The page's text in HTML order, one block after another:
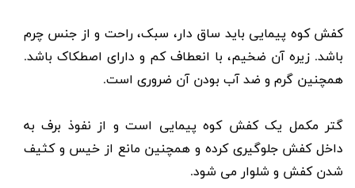
کفش کوه پیمایی باید ساق دار، سبک، راحت و از جنس چرم
باشد. زیره آن ضخیم، با انعطاف کم و دارای اصطکاک باشد.
همچنین گرم و ضد آب بودن آن ضروری است.
گتر مکمل یک کفش کوه پیمایی است و از نفوذ برف به
داخل کفش جلوگیری کرده و همچنین مانع از خیس و کثیف
شدن کفش و شلوار می شود.